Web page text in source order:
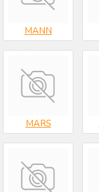
MANN
MARS